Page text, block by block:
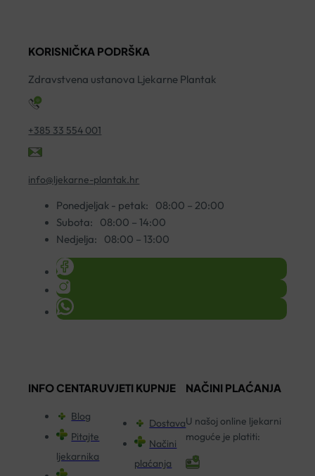
KORISNIČKA PODRŠKA
Zdravstvena ustanova Ljekarne Plantak
+385 33 554 001
info@ljekarne-plantak.hr
Ponedjeljak - petak:
08:00 – 20:00
Subota:
08:00 – 14:00
Nedjelja:
08:00 – 13:00
INFO CENTAR
Blog
Pitajte
ljekarnika
UVJETI KUPNJE
Dostava
Načini
plaćanja
NAČINI PLAĆANJA
U našoj online ljekarni
moguće je platiti: